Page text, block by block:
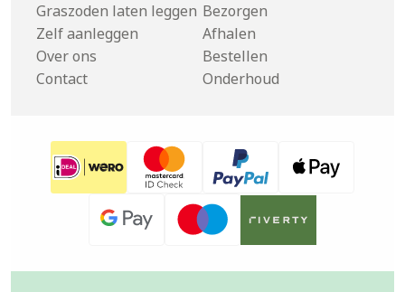
Graszoden laten leggen
Zelf aanleggen
Over ons
Contact
Bezorgen
Afhalen
Bestellen
Onderhoud